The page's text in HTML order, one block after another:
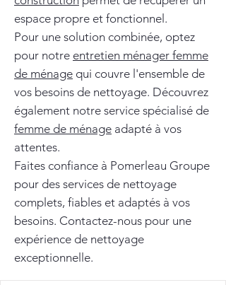
espace propre et fonctionnel.
Pour une solution combinée, optez
pour notre entretien ménager femme
de ménage qui couvre l'ensemble de
vos besoins de nettoyage. Découvrez
également notre service spécialisé de
femme de ménage adapté à vos
attentes.
Faites confiance à Pomerleau Groupe
pour des services de nettoyage
complets, fiables et adaptés à vos
besoins. Contactez-nous pour une
expérience de nettoyage
exceptionnelle.